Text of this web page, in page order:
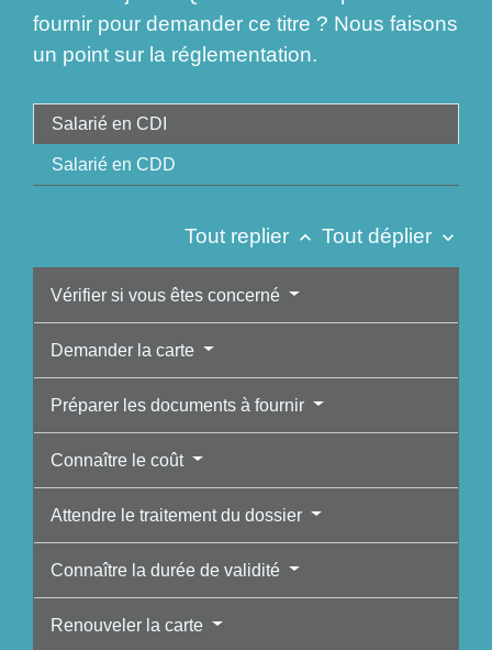
fournir pour demander ce titre ? Nous faisons
un point sur la réglementation.
Salarié en CDI
Salarié en CDD
Tout replier keyboard_arrow_up Tout déplier keyboard_arrow_down
Vérifier si vous êtes concerné
Demander la carte
Préparer les documents à fournir
Connaître le coût
Attendre le traitement du dossier
Connaître la durée de validité
Renouveler la carte